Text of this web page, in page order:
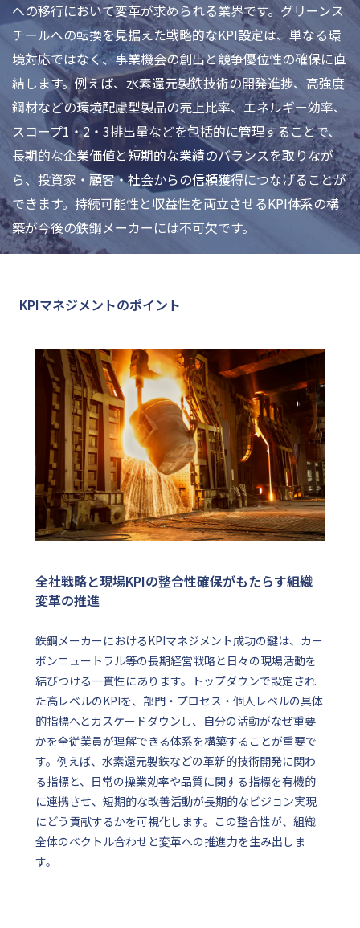
への移行において変革が求められる業界です。グリーンス
チールへの転換を見据えた戦略的なKPI設定は、単なる環
境対応ではなく、事業機会の創出と競争優位性の確保に直
結します。例えば、水素還元製鉄技術の開発進捗、高強度
鋼材などの環境配慮型製品の売上比率、エネルギー効率、
スコープ1・2・3排出量などを包括的に管理することで、
長期的な企業価値と短期的な業績のバランスを取りなが
ら、投資家・顧客・社会からの信頼獲得につなげることが
できます。持続可能性と収益性を両立させるKPI体系の構
築が今後の鉄鋼メーカーには不可欠です。
KPIマネジメントのポイント
全社戦略と現場KPIの整合性確保がもたらす組織
変革の推進
鉄鋼メーカーにおけるKPIマネジメント成功の鍵は、カー
ボンニュートラル等の長期経営戦略と日々の現場活動を
結びつける一貫性にあります。トップダウンで設定され
た高レベルのKPIを、部門・プロセス・個人レベルの具体
的指標へとカスケードダウンし、自分の活動がなぜ重要
かを全従業員が理解できる体系を構築することが重要で
す。例えば、水素還元製鉄などの革新的技術開発に関わ
る指標と、日常の操業効率や品質に関する指標を有機的
に連携させ、短期的な改善活動が長期的なビジョン実現
にどう貢献するかを可視化します。この整合性が、組織
全体のベクトル合わせと変革への推進力を生み出しま
す。